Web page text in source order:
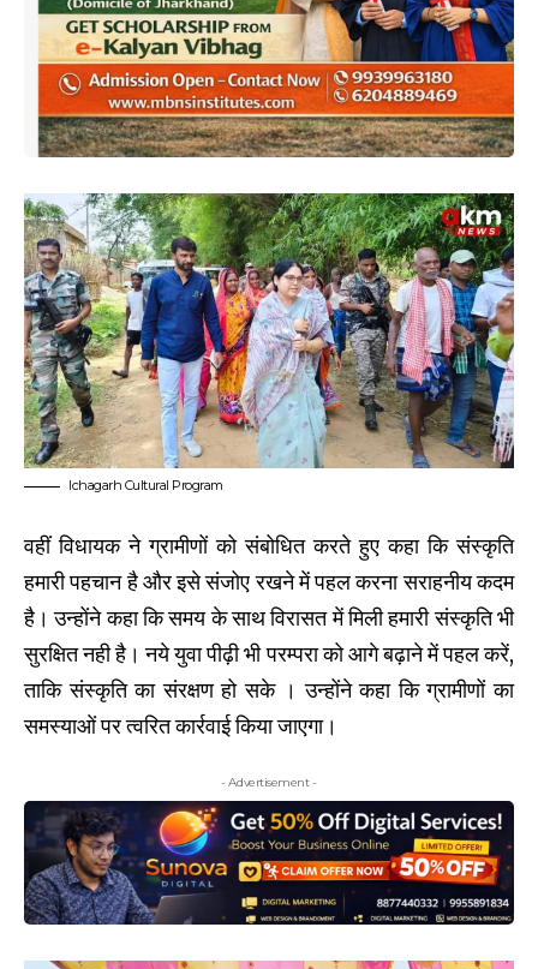
Ichagarh Cultural Program
वहीं विधायक ने ग्रामीणों को संबोधित करते हुए कहा कि संस्कृति
हमारी पहचान है और इसे संजोए रखने में पहल करना सराहनीय कदम
है। उन्होंने कहा कि समय के साथ विरासत में मिली हमारी संस्कृति भी
सुरक्षित नही है। नये युवा पीढ़ी भी परम्परा को आगे बढ़ाने में पहल करें,
ताकि संस्कृति का संरक्षण हो सके । उन्होंने कहा कि ग्रामीणों का
समस्याओं पर त्वरित कार्रवाई किया जाएगा।
- Advertisement -